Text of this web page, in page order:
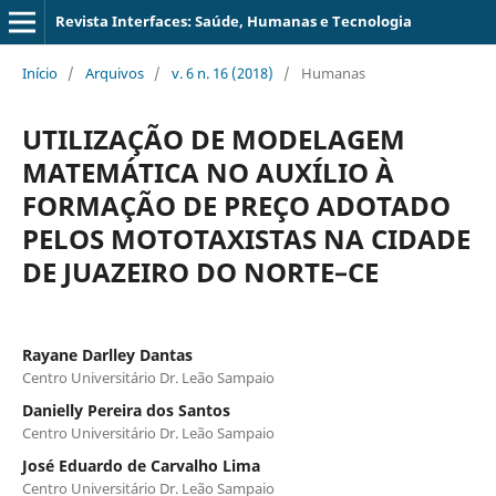
Revista Interfaces: Saúde, Humanas e Tecnologia
Início / Arquivos / v. 6 n. 16 (2018) / Humanas
UTILIZAÇÃO DE MODELAGEM
MATEMÁTICA NO AUXÍLIO À
FORMAÇÃO DE PREÇO ADOTADO
PELOS MOTOTAXISTAS NA CIDADE
DE JUAZEIRO DO NORTE–CE
Rayane Darlley Dantas
Centro Universitário Dr. Leão Sampaio
Danielly Pereira dos Santos
Centro Universitário Dr. Leão Sampaio
José Eduardo de Carvalho Lima
Centro Universitário Dr. Leão Sampaio